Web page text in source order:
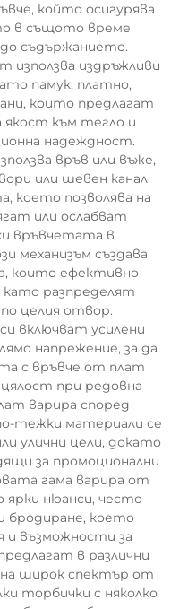
който осигурява
в същото време
съдържанието.
използва издръжливи
памук, платно,
които предлагат
към тегло и
надеждност.
връв или въже,
или шевен канал
което позволява на
или ослабват
връвчетата в
механизъм създава
които ефективно
разпределят
целия отвор.
включват усилени
напрежение, за да
с връвче от плат
при редовна
варира според
тежки материали се
улични цели, докато
за промоционални
гама варира от
нюанси, често
бродиране, което
и възможности за
в различни
широк спектър от
торбички с няколко